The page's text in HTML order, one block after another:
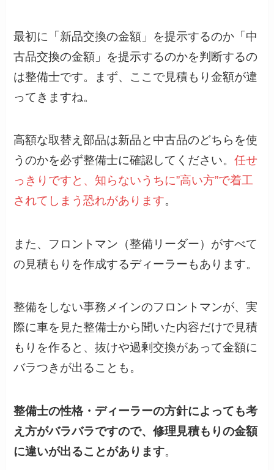
最初に「新品交換の金額」を提示するのか「中
古品交換の金額」を提示するのかを判断するの
は整備士です。まず、ここで見積もり金額が違
ってきますね。
高額な取替え部品は新品と中古品のどちらを使
うのかを必ず整備士に確認してください。任せ
っきりですと、知らないうちに”高い方”で着工
されてしまう恐れがあります。
また、フロントマン（整備リーダー）がすべて
の見積もりを作成するディーラーもあります。
整備をしない事務メインのフロントマンが、実
際に車を見た整備士から聞いた内容だけで見積
もりを作ると、抜けや過剰交換があって金額に
バラつきが出ることも。
整備士の性格・ディーラーの方針によっても考
え方がバラバラですので、修理見積もりの金額
に違いが出ることがあります。